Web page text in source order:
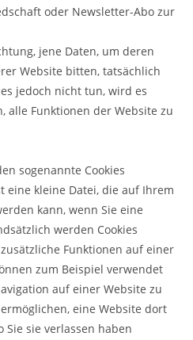
oder Newsletter-Abo zur
jene Daten, um deren
Website bitten, tatsächlich
jedoch nicht tun, wird es
alle Funktionen der Website zu
sogenannte Cookies
eine kleine Datei, die auf Ihrem
kann, wenn Sie eine
werden Cookies
Funktionen auf einer
zum Beispiel verwendet
auf einer Website zu
eine Website dort
Sie sie verlassen haben